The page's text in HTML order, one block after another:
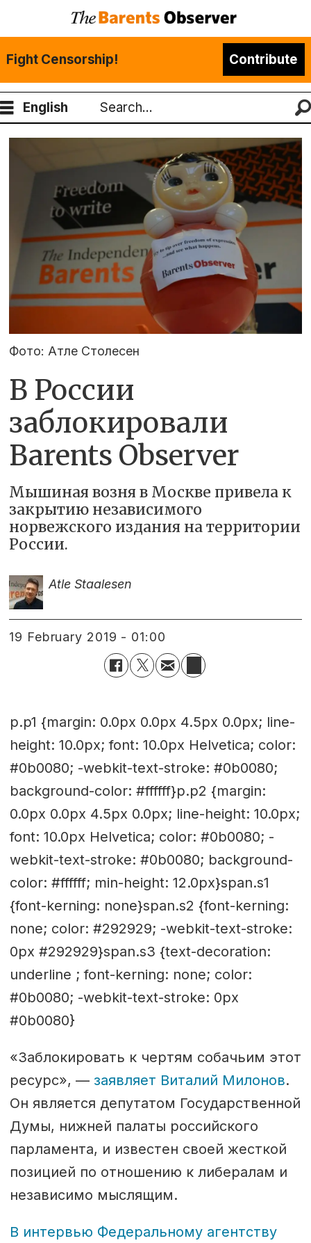
Fight Censorship! Contribute
English
Search
Фото: Атле Столесен
В России
заблокировали
Barents Observer
Мышиная возня в Москве привела к
закрытию независимого
норвежского издания на территории
России.
Atle Staalesen
19 February 2019 - 01:00
p.p1 {margin: 0.0px 0.0px 4.5px 0.0px; line-
height: 10.0px; font: 10.0px Helvetica; color:
#0b0080; -webkit-text-stroke: #0b0080;
background-color: #ffffff}p.p2 {margin:
0.0px 0.0px 4.5px 0.0px; line-height: 10.0px;
font: 10.0px Helvetica; color: #0b0080; -
webkit-text-stroke: #0b0080; background-
color: #ffffff; min-height: 12.0px}span.s1
{font-kerning: none}span.s2 {font-kerning:
none; color: #292929; -webkit-text-stroke:
0px #292929}span.s3 {text-decoration:
underline ; font-kerning: none; color:
#0b0080; -webkit-text-stroke: 0px
#0b0080}
«Заблокировать к чертям собачьим этот
ресурс», — заявляет Виталий Милонов.
Он является депутатом Государственной
Думы, нижней палаты российского
парламента, и известен своей жесткой
позицией по отношению к либералам и
независимо мыслящим.
В интервью Федеральному агентству